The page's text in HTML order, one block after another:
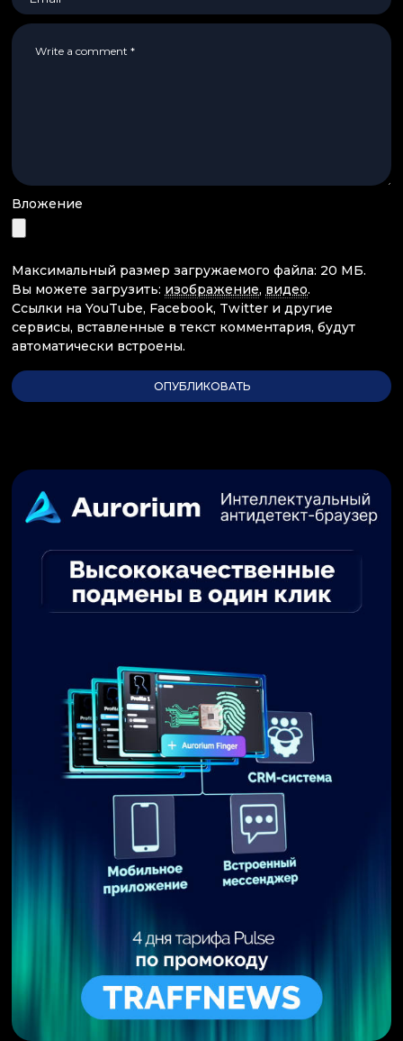
Вложение
Максимальный размер загружаемого файла: 20 МБ.
Вы можете загрузить: изображение, видео.
Ссылки на YouTube, Facebook, Twitter и другие
сервисы, вставленные в текст комментария, будут
автоматически встроены.